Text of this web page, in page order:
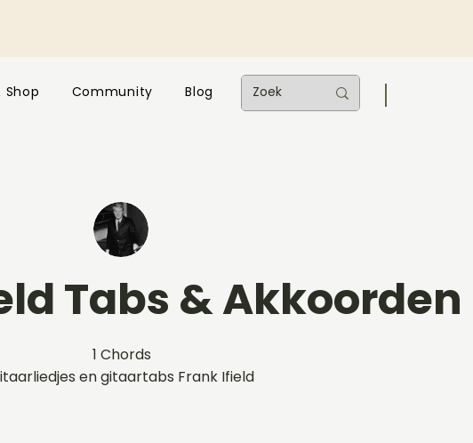
Shop Community Blog
Tabs & Akkoorden
1 Chords
en gitaartabs Frank Ifield